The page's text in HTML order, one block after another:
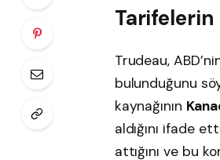
Tarifelerin
Trudeau,
bulunduğunu
kaynağının
aldığını ifade
attığını ve bu